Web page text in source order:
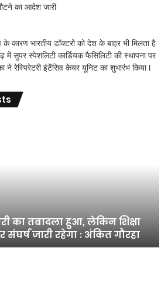
का आदेश जारी
के कारण भारतीय डॉक्टरों को देश के बाहर भी मिलता है
में सुपर स्पेशलिटी कार्डियक फैसिलिटी की स्थापना पर
ने रेस्पिरेटरी इंटेंसिव केयर यूनिट का शुभारंभ किया l
का तबादला हुआ, लेकिन शिक्षा
संघर्ष जारी रहेगा : अंकित गौरहा